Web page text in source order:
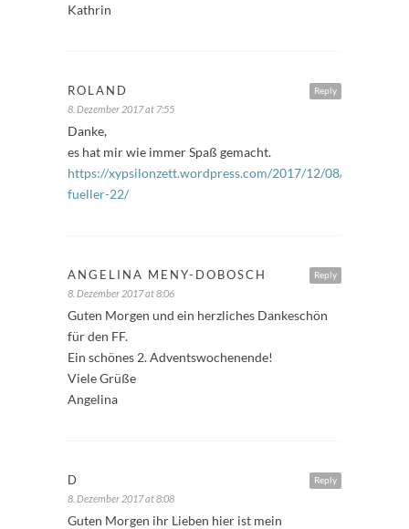
Kathrin
Reply
ROLAND
8. Dezember 2017 at 7:55
Danke,
es hat mir wie immer Spaß gemacht.
https://xypsilonzett.wordpress.com/2017/12/08/freitags-
fueller-22/
Reply
ANGELINA MENY-DOBOSCH
8. Dezember 2017 at 8:06
Guten Morgen und ein herzliches Dankeschön
für den FF.
Ein schönes 2. Adventswochenende!
Viele Grüße
Angelina
Reply
D
8. Dezember 2017 at 8:08
Guten Morgen ihr Lieben hier ist mein